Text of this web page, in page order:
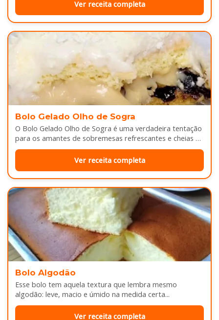
Ver receita completa
Bolo Gelado Olho de Sogra
O Bolo Gelado Olho de Sogra é uma verdadeira tentação
para os amantes de sobremesas refrescantes e cheias de
sabor...
Ver receita completa
Bolo Algodão
Esse bolo tem aquela textura que lembra mesmo
algodão: leve, macio e úmido na medida certa...
Ver receita completa